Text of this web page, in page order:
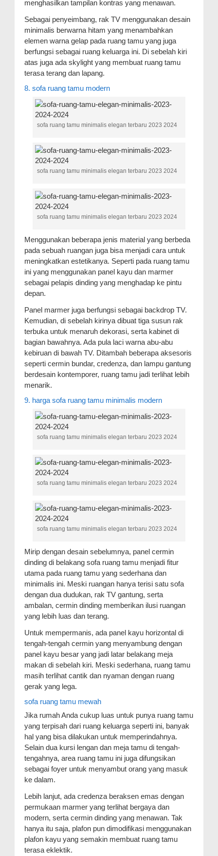
menghasilkan tampilan kontras yang menawan.
Sebagai penyeimbang, rak TV menggunakan desain
minimalis berwarna hitam yang menambahkan
elemen warna gelap pada ruang tamu yang juga
berfungsi sebagai ruang keluarga ini. Di sebelah kiri
atas juga ada skylight yang membuat ruang tamu
terasa terang dan lapang.
8. sofa ruang tamu modern
sofa ruang tamu minimalis elegan terbaru 2023 2024
sofa ruang tamu minimalis elegan terbaru 2023 2024
sofa ruang tamu minimalis elegan terbaru 2023 2024
Menggunakan beberapa jenis material yang berbeda
pada sebuah ruangan juga bisa menjadi cara untuk
meningkatkan estetikanya. Seperti pada ruang tamu
ini yang menggunakan panel kayu dan marmer
sebagai pelapis dinding yang menghadap ke pintu
depan.
Panel marmer juga berfungsi sebagai backdrop TV.
Kemudian, di sebelah kirinya dibuat tiga susun rak
terbuka untuk menaruh dekorasi, serta kabinet di
bagian bawahnya. Ada pula laci warna abu-abu
kebiruan di bawah TV. Ditambah beberapa aksesoris
seperti cermin bundar, credenza, dan lampu gantung
berdesain kontemporer, ruang tamu jadi terlihat lebih
menarik.
9. harga sofa ruang tamu minimalis modern
sofa ruang tamu minimalis elegan terbaru 2023 2024
sofa ruang tamu minimalis elegan terbaru 2023 2024
sofa ruang tamu minimalis elegan terbaru 2023 2024
Mirip dengan desain sebelumnya, panel cermin
dinding di belakang sofa ruang tamu menjadi fitur
utama pada ruang tamu yang sederhana dan
minimalis ini. Meski ruangan hanya terisi satu sofa
dengan dua dudukan, rak TV gantung, serta
ambalan, cermin dinding memberikan ilusi ruangan
yang lebih luas dan terang.
Untuk mempermanis, ada panel kayu horizontal di
tengah-tengah cermin yang menyambung dengan
panel kayu besar yang jadi latar belakang meja
makan di sebelah kiri. Meski sederhana, ruang tamu
masih terlihat cantik dan nyaman dengan ruang
gerak yang lega.
sofa ruang tamu mewah
Jika rumah Anda cukup luas untuk punya ruang tamu
yang terpisah dari ruang keluarga seperti ini, banyak
hal yang bisa dilakukan untuk memperindahnya.
Selain dua kursi lengan dan meja tamu di tengah-
tengahnya, area ruang tamu ini juga difungsikan
sebagai foyer untuk menyambut orang yang masuk
ke dalam.
Lebih lanjut, ada credenza beraksen emas dengan
permukaan marmer yang terlihat bergaya dan
modern, serta cermin dinding yang menawan. Tak
hanya itu saja, plafon pun dimodifikasi menggunakan
plafon kayu yang semakin membuat ruang tamu
terasa eklektik.